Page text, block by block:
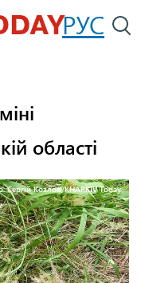
РУС
області
Сергій Козлов/KHARKIV Today